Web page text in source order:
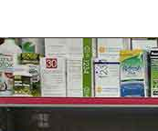
✓ Loại bỏ lớp trang
da một cách nhanh
✓ Thâm nhập vào
bẩn, tạp chất gây